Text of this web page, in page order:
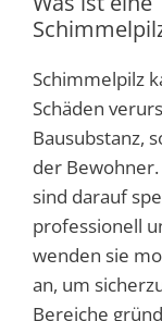
Schimmelpilz
Schäden
Bausubstanz,
der
sind darauf
professionell
wenden sie
an, um
Bereiche